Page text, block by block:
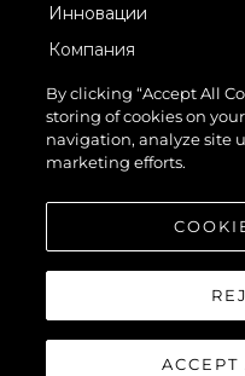
Инновации
Компания
Команда
Lifestyle
Наследие
© 2026 Sunseeker London
By clicking “Accept All
storing of cookies on
navigation, analyze site
marketing efforts.